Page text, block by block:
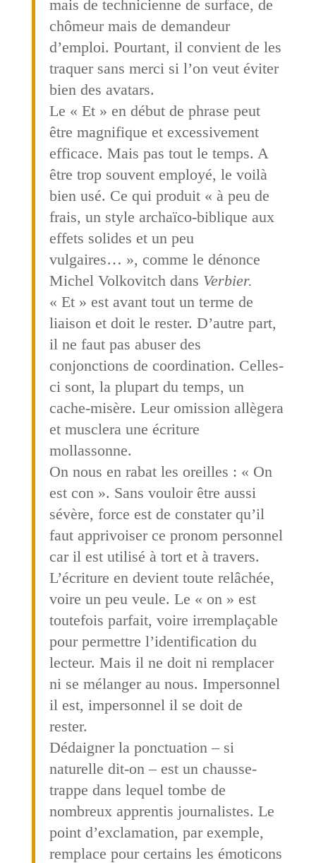
mais de technicienne de surface, de
chômeur mais de demandeur
d’emploi. Pourtant, il convient de les
traquer sans merci si l’on veut éviter
bien des avatars.
Le « Et » en début de phrase peut
être magnifique et excessivement
efficace. Mais pas tout le temps. A
être trop souvent employé, le voilà
bien usé. Ce qui produit « à peu de
frais, un style archaïco-biblique aux
effets solides et un peu
vulgaires… », comme le dénonce
Michel Volkovitch dans Verbier.
« Et » est avant tout un terme de
liaison et doit le rester. D’autre part,
il ne faut pas abuser des
conjonctions de coordination. Celles-
ci sont, la plupart du temps, un
cache-misère. Leur omission allègera
et musclera une écriture
mollassonne.
On nous en rabat les oreilles : « On
est con ». Sans vouloir être aussi
sévère, force est de constater qu’il
faut apprivoiser ce pronom personnel
car il est utilisé à tort et à travers.
L’écriture en devient toute relâchée,
voire un peu veule. Le « on » est
toutefois parfait, voire irremplaçable
pour permettre l’identification du
lecteur. Mais il ne doit ni remplacer
ni se mélanger au nous. Impersonnel
il est, impersonnel il se doit de
rester.
Dédaigner la ponctuation – si
naturelle dit-on – est un chausse-
trappe dans lequel tombe de
nombreux apprentis journalistes. Le
point d’exclamation, par exemple,
remplace pour certains les émoticons